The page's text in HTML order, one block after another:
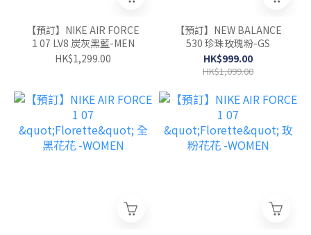
【預訂】NIKE AIR FORCE
1 07 LV8 炭灰黑藍-MEN
HK$1,299.00
【預訂】NEW BALANCE
530 珍珠玫瑰粉-GS
HK$999.00
HK$1,099.00